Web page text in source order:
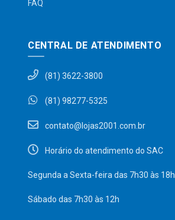
FAQ
CENTRAL DE ATENDIMENTO
(81) 3622-3800
(81) 98277-5325
contato@lojas2001.com.br
Horário do atendimento do SAC
Segunda a Sexta-feira das 7h30 às 18h
Sábado das 7h30 às 12h